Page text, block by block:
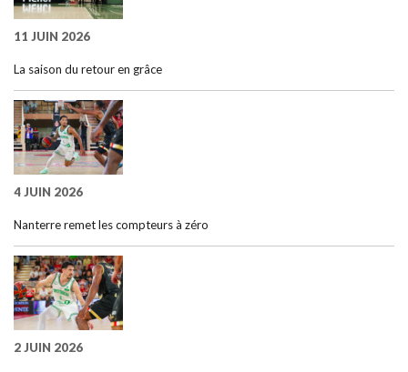
11 JUIN 2026
La saison du retour en grâce
4 JUIN 2026
Nanterre remet les compteurs à zéro
2 JUIN 2026